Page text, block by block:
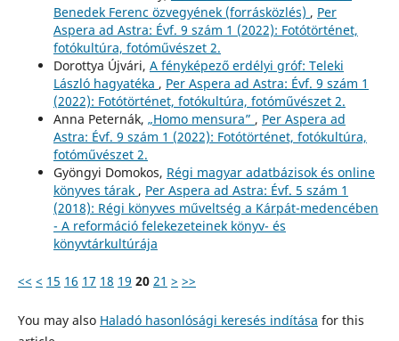
Benedek Ferenc özvegyének (forrásközlés) , Per
Aspera ad Astra: Évf. 9 szám 1 (2022): Fotótörténet,
fotókultúra, fotóművészet 2.
Dorottya Újvári, A fényképező erdélyi gróf: Teleki
László hagyatéka , Per Aspera ad Astra: Évf. 9 szám 1
(2022): Fotótörténet, fotókultúra, fotóművészet 2.
Anna Peternák, „Homo mensura” , Per Aspera ad
Astra: Évf. 9 szám 1 (2022): Fotótörténet, fotókultúra,
fotóművészet 2.
Gyöngyi Domokos, Régi magyar adatbázisok és online
könyves tárak , Per Aspera ad Astra: Évf. 5 szám 1
(2018): Régi könyves műveltség a Kárpát-medencében
- A reformáció felekezeteinek könyv- és
könyvtárkultúrája
<< < 15 16 17 18 19 20 21 > >>
You may also Haladó hasonlósági keresés indítása for this